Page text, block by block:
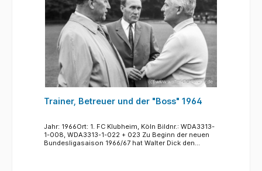
Trainer, Betreuer und der "Boss" 1964
Jahr: 1966Ort: 1. FC Klubheim, Köln Bildnr.: WDA3313-
1-008, WDA3313-1-022 + 023 Zu Beginn der neuen
Bundesligasaison 1966/67 hat Walter Dick den